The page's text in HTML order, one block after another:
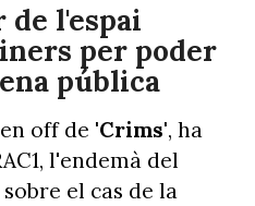
de l'espai
per poder
pública
off de 'Crims', ha
l'endemà del
el cas de la